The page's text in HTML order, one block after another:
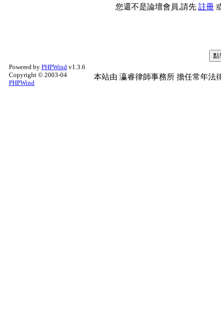
您還不是論壇會員,請先 註冊
Powered by PHPWind v1.3.6
Copyright © 2003-04
PHPWind
本站由 瀛睿律師事務所 擔任常年法